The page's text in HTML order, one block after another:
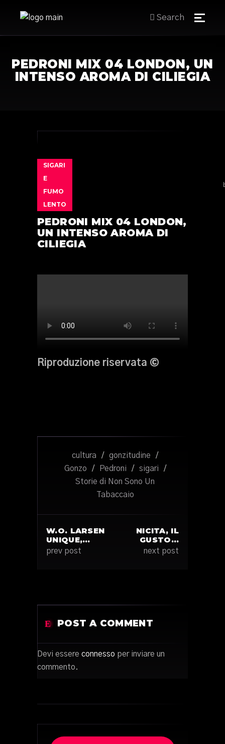
Search
PEDRONI MIX 04 LONDON, UN
INTENSO AROMA DI CILIEGIA
SIGARI
E
FUMO
LENTO
PEDRONI MIX 04 LONDON,
UN INTENSO AROMA DI
CILIEGIA
Riproduzione riservata ©
cultura / gonzitudine
/
Gonzo
/ Pedroni / sigari
/
Storie di Non Sono Un
Tabaccaio
W.O. LARSEN
UNIQUE,…
prev post
NICITA, IL
GUSTO…
next post
POST A COMMENT
Devi essere connesso per inviare un
commento.